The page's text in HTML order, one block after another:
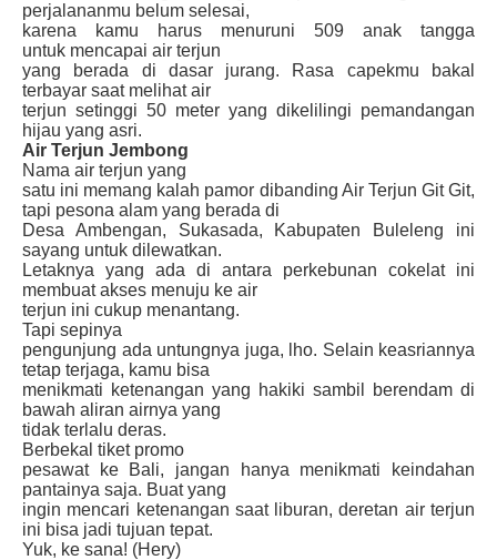
perjalananmu belum selesai,
karena kamu harus menuruni 509 anak tangga
untuk mencapai air terjun
yang berada di dasar jurang. Rasa capekmu bakal
terbayar saat melihat air
terjun setinggi 50 meter yang dikelilingi pemandangan
hijau yang asri.
Air Terjun Jembong
Nama air terjun yang
satu ini memang kalah pamor dibanding Air Terjun Git Git,
tapi pesona alam yang berada di
Desa Ambengan, Sukasada, Kabupaten Buleleng ini
sayang untuk dilewatkan.
Letaknya yang ada di antara perkebunan cokelat ini
membuat akses menuju ke air
terjun ini cukup menantang.
Tapi sepinya
pengunjung ada untungnya juga, lho. Selain keasriannya
tetap terjaga, kamu bisa
menikmati ketenangan yang hakiki sambil berendam di
bawah aliran airnya yang
tidak terlalu deras.
Berbekal tiket promo
pesawat ke Bali, jangan hanya menikmati keindahan
pantainya saja. Buat yang
ingin mencari ketenangan saat liburan, deretan air terjun
ini bisa jadi tujuan tepat.
Yuk, ke sana! (Hery)